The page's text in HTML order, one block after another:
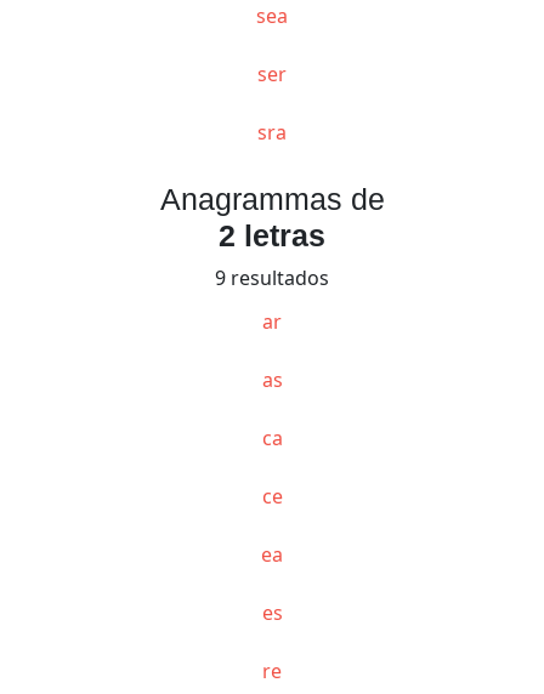
sea
ser
sra
Anagrammas de
2 letras
9 resultados
ar
as
ca
ce
ea
es
re